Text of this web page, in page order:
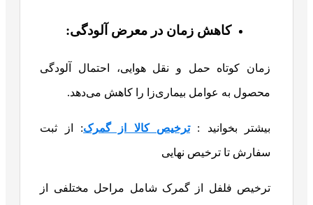
کاهش زمان در معرض آلودگی:
زمان کوتاه حمل و نقل هوایی، احتمال آلودگی
محصول به عوامل بیماری‌زا را کاهش می‌دهد.
بیشتر بخوانید :ترخیص کالا از گمرک: از ثبت
سفارش تا ترخیص نهایی
ترخیص فلفل از گمرک شامل مراحل مختلفی از